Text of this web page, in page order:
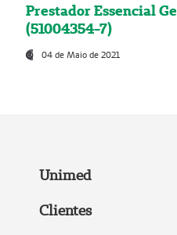
Prestador Essencial
(51004354-7)
04 de Maio de 2021
Unimed
Clientes